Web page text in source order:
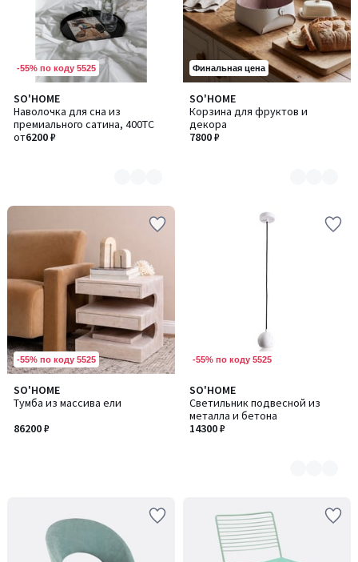
-55% по коду 5525
SO'HOME
Наволочка для сна из
премиального сатина, 400TC
от6200 ₽
Количество
цветов:
2
Финальная цена
SO'HOME
Корзина для фруктов и
декора
7800 ₽
Количество
цветов:
2
-55% по коду 5525
SO'HOME
Тумба из массива ели
86200 ₽
-55% по коду 5525
SO'HOME
Светильник подвесной из
металла и бетона
14300 ₽
Количество
цветов:
3